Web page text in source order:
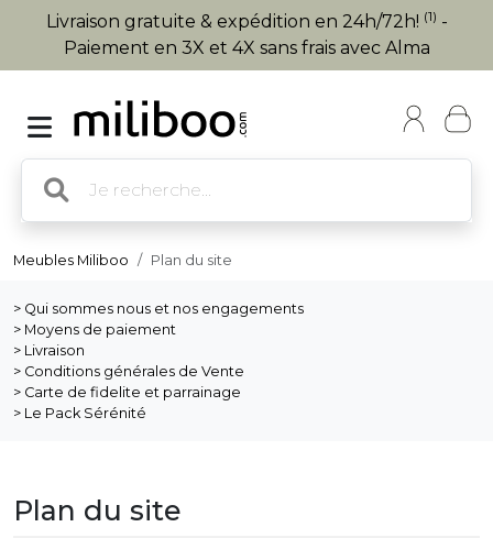
Livraison gratuite & expédition en 24h/72h! (1) -
Paiement en 3X et 4X sans frais avec Alma
Meubles Miliboo Plan du site
> Qui sommes nous et nos engagements
> Moyens de paiement
> Livraison
> Conditions générales de Vente
> Carte de fidelite et parrainage
> Le Pack Sérénité
Plan du site